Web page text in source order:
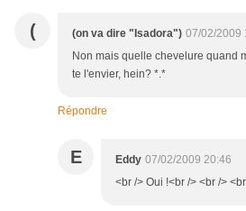
( (on va dire "Isadora") 07/02/2009
Non mais quelle chevelure quand
te l'envier, hein? *.*
Répondre
E Eddy 07/02/2009 20:46
<br /> Oui !<br /> <br />